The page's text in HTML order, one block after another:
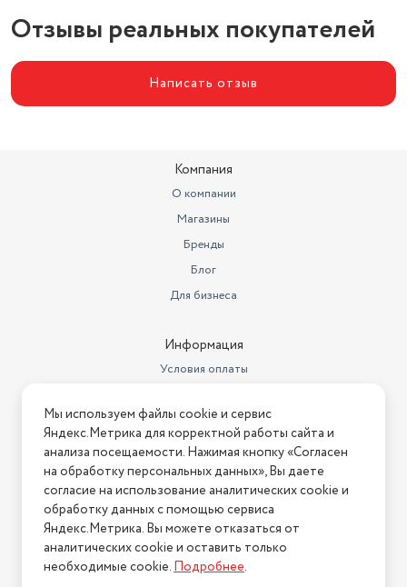
Отзывы реальных покупателей
Написать отзыв
Компания
О компании
Магазины
Бренды
Блог
Для бизнеса
Информация
Условия оплаты
Условия возврата
Нашли ошибку на сайте? Напишите нам
2026 © Интернет-магазин "АстМаркет". У нас есть всё!
Политика конфиденциальности
Мы используем файлы cookie и сервис
Яндекс.Метрика для корректной работы сайта и
анализа посещаемости. Нажимая кнопку «Согласен
на обработку персональных данных», Вы даете
согласие на использование аналитических cookie и
обработку данных с помощью сервиса
Яндекс.Метрика. Вы можете отказаться от
аналитических cookie и оставить только
необходимые cookie.Подробнее.